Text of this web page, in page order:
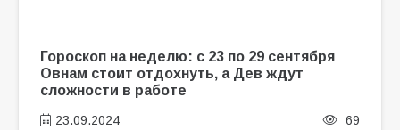
Гороскоп на неделю: с 23 по 29 сентября
Овнам стоит отдохнуть, а Дев ждут
сложности в работе
23.09.2024 69